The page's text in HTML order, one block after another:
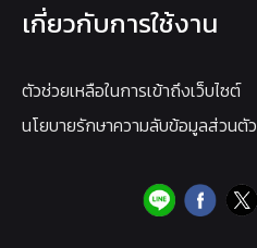
เกี่ยวกับการใช้งาน
ตัวช่วยเหลือในการเข้าถึงเว็บไซต์
นโยบายรักษาความลับข้อมูลส่วนตัว